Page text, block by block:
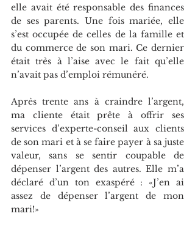
elle avait été responsable des finances
de ses parents. Une fois mariée, elle
s’est occupée de celles de la famille et
du commerce de son mari. Ce dernier
était très à l’aise avec le fait qu’elle
n’avait pas d’emploi rémunéré.
Après trente ans à craindre l’argent,
ma cliente était prête à offrir ses
services d’experte-conseil aux clients
de son mari et à se faire payer à sa juste
valeur, sans se sentir coupable de
dépenser l’argent des autres. Elle m’a
déclaré d’un ton exaspéré : «J’en ai
assez de dépenser l’argent de mon
mari!»